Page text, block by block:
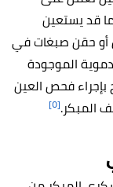
قد يستعين
أو حقن صبغات في
الموجودة
بإجراء فحص العين
المبكر.[٥]